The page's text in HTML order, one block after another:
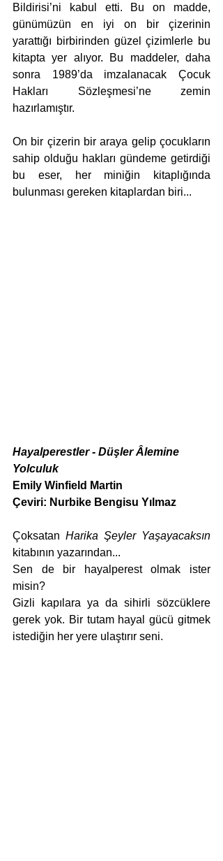
Bildirisi’ni kabul etti. Bu on madde,
günümüzün en iyi on bir çizerinin
yarattığı birbirinden güzel çizimlerle bu
kitapta yer alıyor. Bu maddeler, daha
sonra 1989’da imzalanacak Çocuk
Hakları Sözleşmesi’ne zemin
hazırlamıştır.
On bir çizerin bir araya gelip çocukların
sahip olduğu hakları gündeme getirdiği
bu eser, her miniğin kitaplığında
bulunması gereken kitaplardan biri...
Hayalperestler - Düşler Âlemine
Yolculuk
Emily Winfield Martin
Çeviri: Nurbike Bengisu Yılmaz
Çoksatan
kitabının yazarından...
Sen de bir hayalperest olmak ister
misin?
Gizli kapılara ya da sihirli sözcüklere
gerek yok. Bir tutam hayal gücü gitmek
istediğin her yere ulaştırır seni.